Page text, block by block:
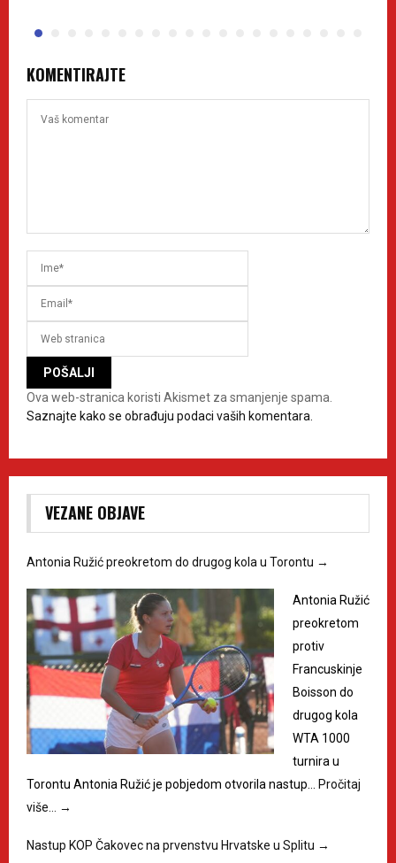
KOMENTIRAJTE
Ova web-stranica koristi Akismet za smanjenje spama.
Saznajte kako se obrađuju podaci vaših komentara.
VEZANE OBJAVE
Antonia Ružić preokretom do drugog kola u Torontu →
Antonia Ružić
preokretom
protiv
Francuskinje
Boisson do
drugog kola
WTA 1000
turnira u
Torontu Antonia Ružić je pobjedom otvorila nastup… Pročitaj
više… →
Nastup KOP Čakovec na prvenstvu Hrvatske u Splitu →